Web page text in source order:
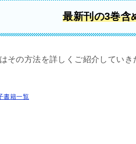
最新刊の3巻含
その方法を詳しくご紹介していき
書籍一覧